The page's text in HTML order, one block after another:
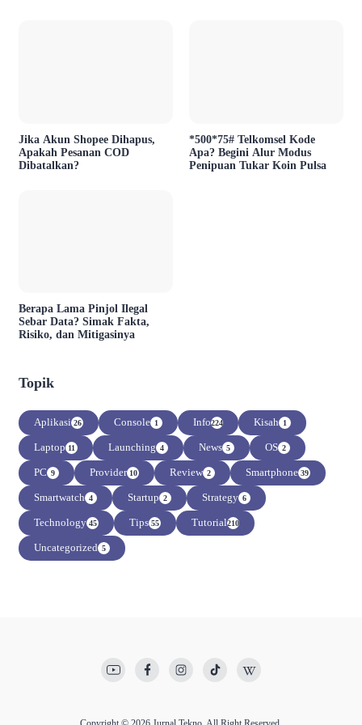
Jika Akun Shopee Dihapus,
Apakah Pesanan COD
Dibatalkan?
*500*75# Telkomsel Kode
Apa? Begini Alur Modus
Penipuan Tukar Koin Pulsa
Berapa Lama Pinjol Ilegal
Sebar Data? Simak Fakta,
Risiko, dan Mitigasinya
Topik
Aplikasi 26 Console 1 Info224 Kisah 1
Laptop 11 Launching 4 News 5 OS 2
PC 9 Provider 10 Review 2 Smartphone 39
Smartwatch 4 Startup 2 Strategy 6
Technology 45 Tips 55 Tutorial210
Uncategorized 5